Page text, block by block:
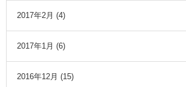
2017年2月 (4)
2017年1月 (6)
2016年12月 (15)